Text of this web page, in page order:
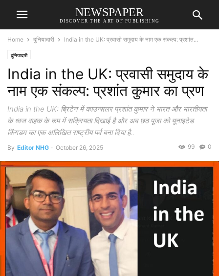
NEWSPAPER
DISCOVER THE ART OF PUBLISHING
Home दुनियादारी India in the UK: प्रवासी समुदाय के नाम एक संकल्प: प्रशांत...
दुनियादारी
India in the UK: प्रवासी समुदाय के
नाम एक संकल्प: प्रशांत कुमार का प्रण
India in the UK: ब्रिटेन में काउन्सलर प्रशांत कुमार ने भारत और भारतीयता
के ध्वज वाहक के रूप में सक्रियता दिखाई है और अब छठ पूजा को यूनाइटेड
किंगडम का एक अलिखित राष्ट्रीय पर्व बना दिया है..
By Editor NHG - October 26, 2025 0
99